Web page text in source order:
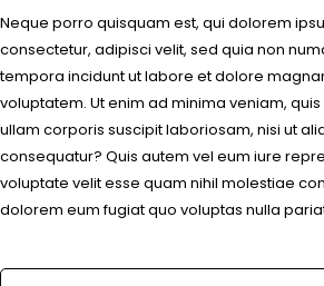
Neque porro quisquam est, qui dolorem
consectetur, adipisci velit, sed quia non
tempora incidunt ut labore et dolore
voluptatem. Ut enim ad minima veniam,
ullam corporis suscipit laboriosam, nisi ut
consequatur? Quis autem vel eum iure
voluptate velit esse quam nihil molestiae
dolorem eum fugiat quo voluptas nulla